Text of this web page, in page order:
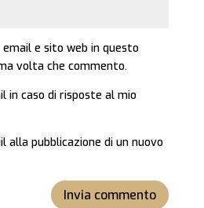
e sito web in questo
volta che commento.
in caso di risposte al mio
alla pubblicazione di un nuovo
Invia commento